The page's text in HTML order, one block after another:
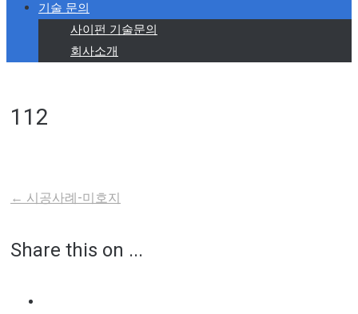
기술 문의
사이펀 기술문의
회사소개
112
navigation
← 시공사례-미호지
Share this on ...